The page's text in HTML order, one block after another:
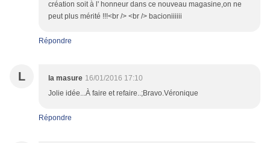
création soit à l' honneur dans ce nouveau magasine,on ne
peut plus mérité !!!<br /> <br /> bacioniiiiii
Répondre
L la masure 16/01/2016 17:10
Jolie idée...À faire et refaire..;Bravo.Véronique
Répondre